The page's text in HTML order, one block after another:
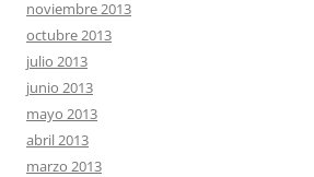
noviembre 2013
octubre 2013
julio 2013
junio 2013
mayo 2013
abril 2013
marzo 2013